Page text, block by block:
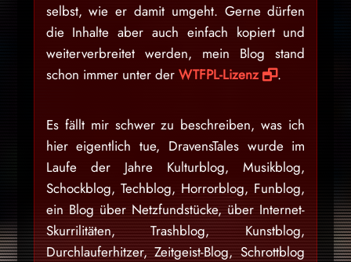
selbst, wie er damit umgeht. Gerne dürfen
die Inhalte aber auch einfach kopiert und
weiterverbreitet werden, mein Blog stand
schon immer unter der WTFPL-Lizenz .
Es fällt mir schwer zu beschreiben, was ich
hier eigentlich tue, DravensTales wurde im
Laufe der Jahre Kulturblog, Musikblog,
Schockblog, Techblog, Horrorblog, Funblog,
ein Blog über Netzfundstücke, über Internet-
Skurrilitäten, Trashblog, Kunstblog,
Durchlauferhitzer, Zeitgeist-Blog, Schrottblog